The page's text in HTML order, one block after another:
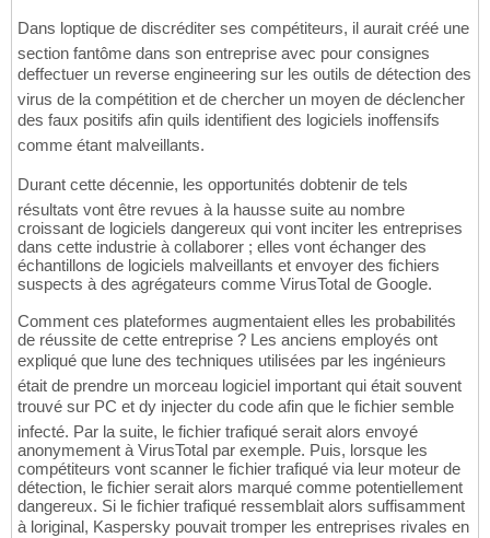
Dans loptique de discréditer ses compétiteurs, il aurait créé une
section fantôme dans son entreprise avec pour consignes
deffectuer un reverse engineering sur les outils de détection des
virus de la compétition et de chercher un moyen de déclencher
des faux positifs afin quils identifient des logiciels inoffensifs
comme étant malveillants.
Durant cette décennie, les opportunités dobtenir de tels
résultats vont être revues à la hausse suite au nombre
croissant de logiciels dangereux qui vont inciter les entreprises
dans cette industrie à collaborer ; elles vont échanger des
échantillons de logiciels malveillants et envoyer des fichiers
suspects à des agrégateurs comme VirusTotal de Google.
Comment ces plateformes augmentaient elles les probabilités
de réussite de cette entreprise ? Les anciens employés ont
expliqué que lune des techniques utilisées par les ingénieurs
était de prendre un morceau logiciel important qui était souvent
trouvé sur PC et dy injecter du code afin que le fichier semble
infecté. Par la suite, le fichier trafiqué serait alors envoyé
anonymement à VirusTotal par exemple. Puis, lorsque les
compétiteurs vont scanner le fichier trafiqué via leur moteur de
détection, le fichier serait alors marqué comme potentiellement
dangereux. Si le fichier trafiqué ressemblait alors suffisamment
à loriginal, Kaspersky pouvait tromper les entreprises rivales en